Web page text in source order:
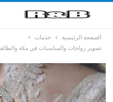
الصفحة الرئيسية
خدمات
تصوير زواجات والمناسبات في مكة